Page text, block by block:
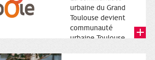
urbaine du Grand
Toulouse devient
communauté
urbaine Toulouse